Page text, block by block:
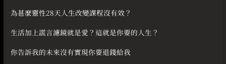
字
為甚麼靈性28天人生改變課程沒有效？
生活加上謊言濾鏡就是愛？這就是你要的人生？
你告訴我的未來沒有實現你要退錢給我